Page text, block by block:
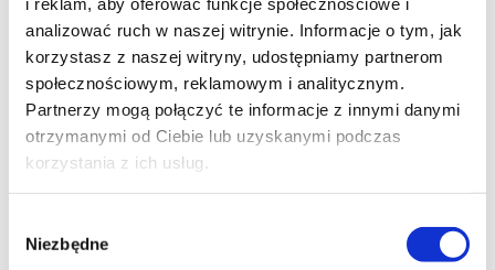
analizować ruch w naszej witrynie. Informacje o tym, jak
korzystasz z naszej witryny, udostępniamy partnerom
społecznościowym, reklamowym i analitycznym.
Partnerzy mogą połączyć te informacje z innymi danymi
otrzymanymi od Ciebie lub uzyskanymi podczas
korzystania z ich usług.
zgody
Niezbędne
transformacji cyfrowej, ze szczególnym
uwzględnieniem wdrażania sztucznej inteligencji.
Piotr wspiera swoich klientów w rozwoju
pracowników, realizacji projektów i optymalizacji
procesów. Kierował licznymi projektami
transformacyjnymi, w tym ekspansją na rynki
międzynarodowe, nawiązywaniem kluczowych
partnerstw oraz uruchamianiem nowych usług.